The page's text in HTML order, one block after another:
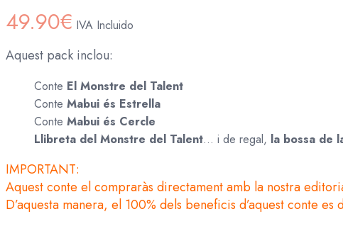
49.90€ IVA Incluido
Aquest pack inclou:
Conte El Monstre del Talent
Conte Mabui és Estrella
Conte Mabui és Cercle
Llibreta del Monstre del Talent… i de regal, la bossa de
IMPORTANT:
Aquest conte el compraràs directament amb la nostra
D’aquesta manera, el 100% dels beneficis d’aquest conte